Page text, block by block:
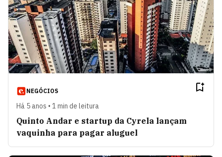
NEGÓCIOS
Há 5 anos • 1 min de leitura
Quinto Andar e startup da Cyrela lançam
vaquinha para pagar aluguel